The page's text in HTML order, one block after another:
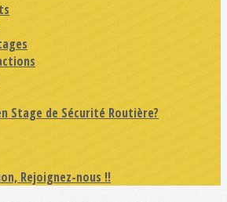
Stage de Sécurité Routière?
Rejoignez-nous !!